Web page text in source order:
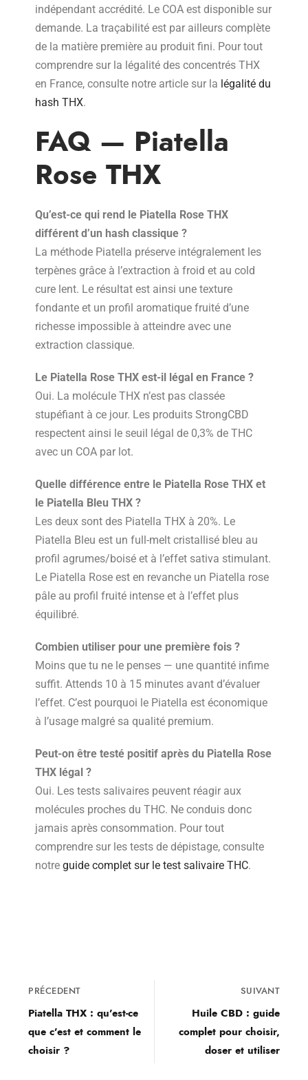
indépendant accrédité. Le COA est disponible sur
demande. La traçabilité est par ailleurs complète
de la matière première au produit fini. Pour tout
comprendre sur la légalité des concentrés THX
en France, consulte notre article sur la légalité du
hash THX.
FAQ — Piatella
Rose THX
Qu’est-ce qui rend le Piatella Rose THX
différent d’un hash classique ?
La méthode Piatella préserve intégralement les
terpènes grâce à l’extraction à froid et au cold
cure lent. Le résultat est ainsi une texture
fondante et un profil aromatique fruité d’une
richesse impossible à atteindre avec une
extraction classique.
Le Piatella Rose THX est-il légal en France ?
Oui. La molécule THX n’est pas classée
stupéfiant à ce jour. Les produits StrongCBD
respectent ainsi le seuil légal de 0,3% de THC
avec un COA par lot.
Quelle différence entre le Piatella Rose THX et
le Piatella Bleu THX ?
Les deux sont des Piatella THX à 20%. Le
Piatella Bleu est un full-melt cristallisé bleu au
profil agrumes/boisé et à l’effet sativa stimulant.
Le Piatella Rose est en revanche un Piatella rose
pâle au profil fruité intense et à l’effet plus
équilibré.
Combien utiliser pour une première fois ?
Moins que tu ne le penses — une quantité infime
suffit. Attends 10 à 15 minutes avant d’évaluer
l’effet. C’est pourquoi le Piatella est économique
à l’usage malgré sa qualité premium.
Peut-on être testé positif après du Piatella Rose
THX légal ?
Oui. Les tests salivaires peuvent réagir aux
molécules proches du THC. Ne conduis donc
jamais après consommation. Pour tout
comprendre sur les tests de dépistage, consulte
notre guide complet sur le test salivaire THC.
PRÉCEDENT
Piatella THX : qu’est-ce
que c’est et comment le
choisir ?
SUIVANT
Huile CBD : guide
complet pour choisir,
doser et utiliser